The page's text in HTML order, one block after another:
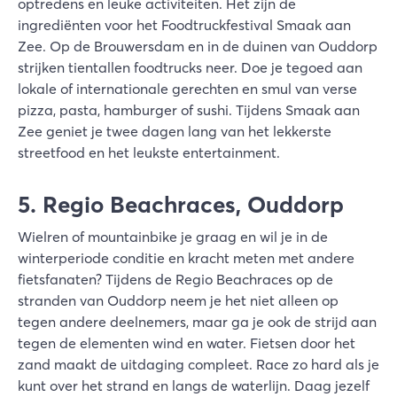
optredens en leuke activiteiten. Het zijn de
ingrediënten voor het Foodtruckfestival Smaak aan
Zee. Op de Brouwersdam en in de duinen van Ouddorp
strijken tientallen foodtrucks neer. Doe je tegoed aan
lokale of internationale gerechten en smul van verse
pizza, pasta, hamburger of sushi. Tijdens Smaak aan
Zee geniet je twee dagen lang van het lekkerste
streetfood en het leukste entertainment.
5. Regio Beachraces, Ouddorp
Wielren of mountainbike je graag en wil je in de
winterperiode conditie en kracht meten met andere
fietsfanaten? Tijdens de Regio Beachraces op de
stranden van Ouddorp neem je het niet alleen op
tegen andere deelnemers, maar ga je ook de strijd aan
tegen de elementen wind en water. Fietsen door het
zand maakt de uitdaging compleet. Race zo hard als je
kunt over het strand en langs de waterlijn. Daag jezelf